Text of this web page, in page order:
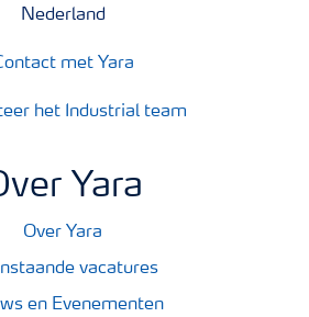
Nederland
met Yara
het Industrial team
Yara
Over Yara
vacatures
en Evenementen